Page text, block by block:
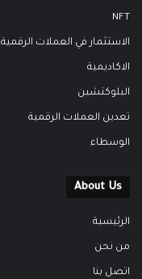
NFT
الاستثمار في العملات الرقمية
الاكاديمية
البلوكتشين
تعدين العملات الرقمية
الوسطاء
About Us
الرئيسية
من نحن
اتصل بنا